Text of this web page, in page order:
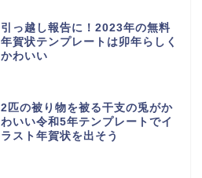
引っ越し報告に！2023年の無料
年賀状テンプレートは卯年らしく
かわいい
2匹の被り物を被る干支の兎がか
わいい令和5年テンプレートでイ
ラスト年賀状を出そう